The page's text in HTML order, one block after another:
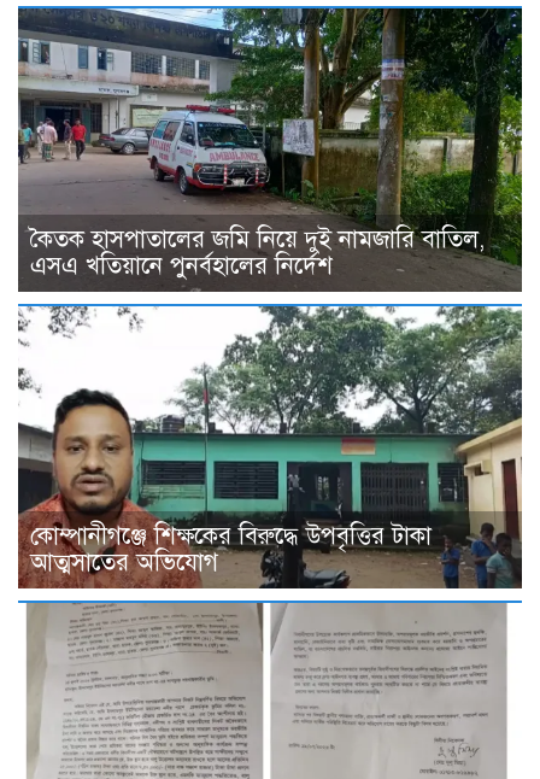
কৈতক হাসপাতালের জমি নিয়ে দুই নামজারি বাতিল,
এসএ খতিয়ানে পুনর্বহালের নির্দেশ
কোম্পানীগঞ্জে শিক্ষকের বিরুদ্ধে উপবৃত্তির টাকা
আত্মসাতের অভিযোগ